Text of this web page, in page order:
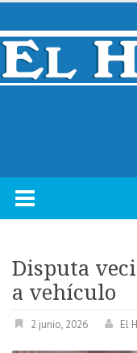
Skip
content
Disputa
a vehículo
2 junio, 2026 El